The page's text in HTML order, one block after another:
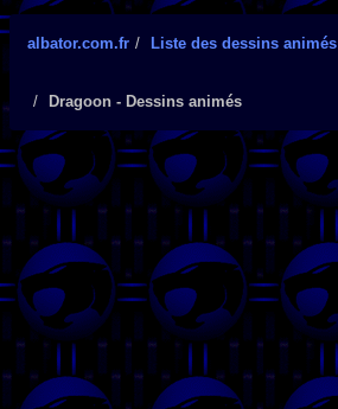
albator.com.fr Liste des dessins animés
Dragoon - Dessins animés